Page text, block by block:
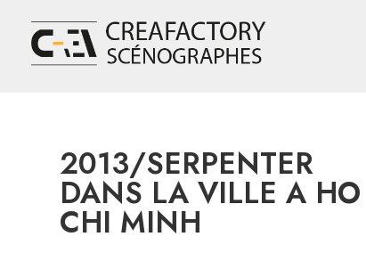
2013/SERPENTER
DANS LA VILLE A HO
CHI MINH